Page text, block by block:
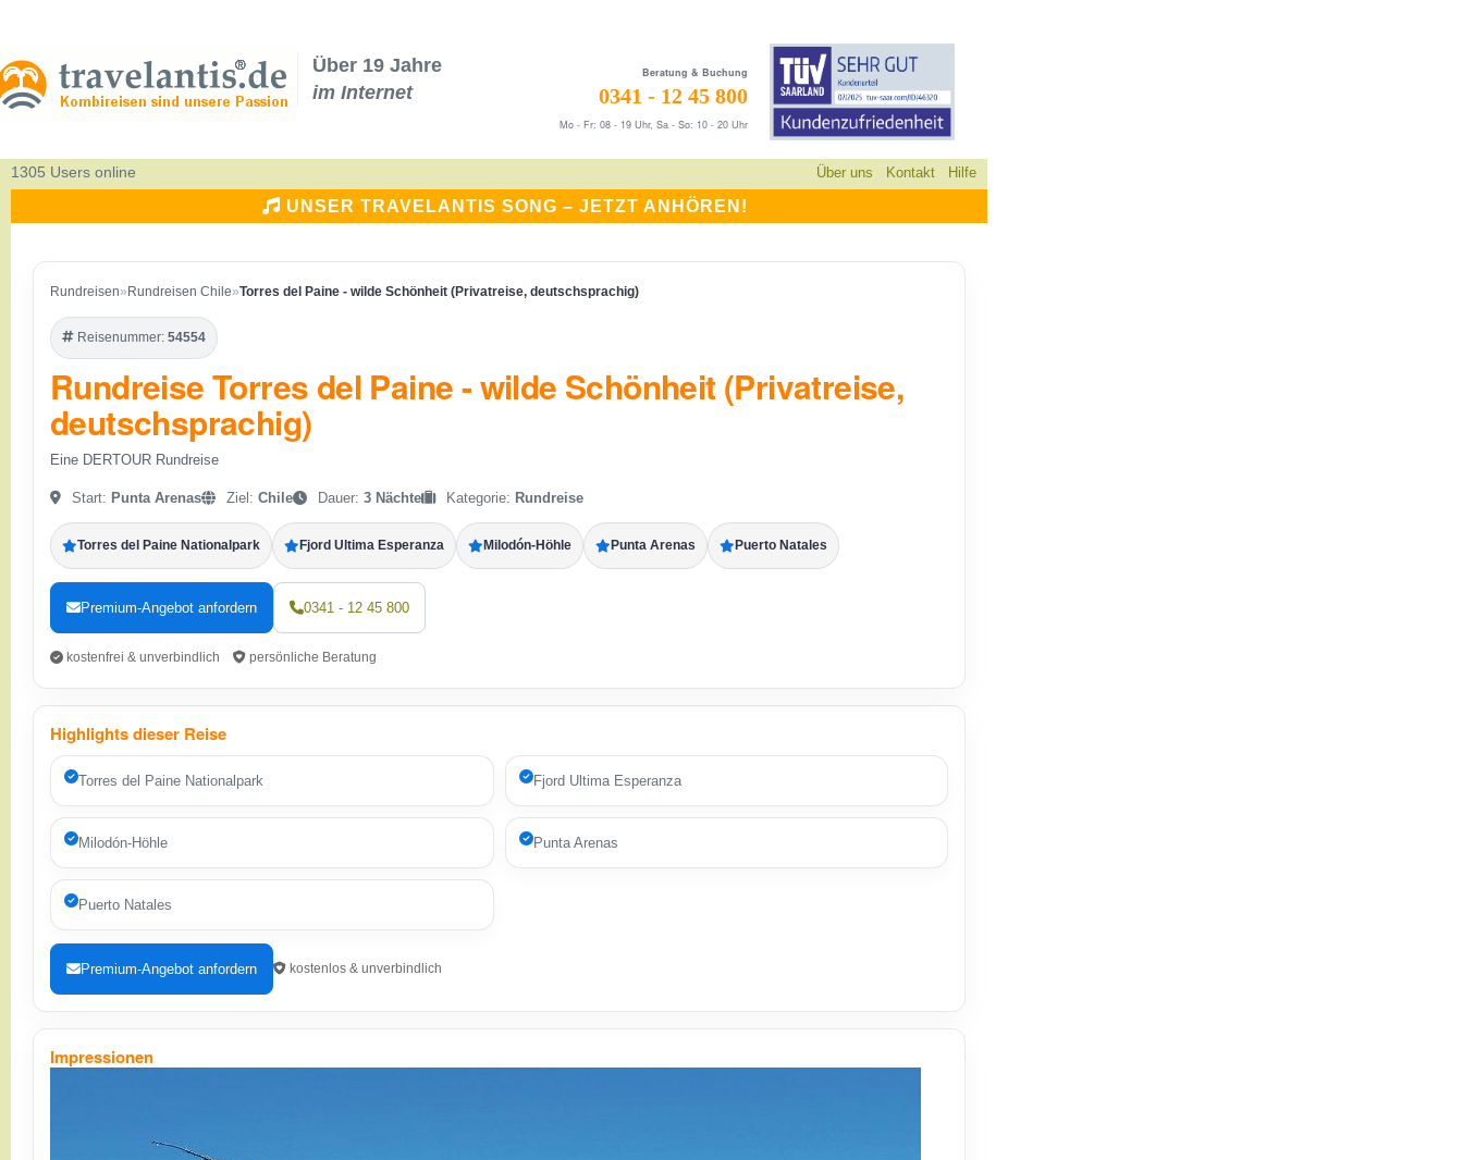
Über 19 Jahre
im Internet
Beratung & Buchung
0341 - 12 45 800
Mo - Fr: 08 - 19 Uhr, Sa - So: 10 - 20 Uhr
1305 Users online Über uns Kontakt Hilfe
UNSER TRAVELANTIS SONG – JETZT ANHÖREN!
Rundreisen» Rundreisen Chile»Torres del Paine - wilde Schönheit (Privatreise, deutschsprachig)
Reisenummer: 54554
Rundreise Torres del Paine - wilde Schönheit (Privatreise,
deutschsprachig)
Eine DERTOUR Rundreise
Start: Punta Arenas Ziel: Chile Dauer: 3 Nächte Kategorie: Rundreise
Torres del Paine Nationalpark Fjord Ultima Esperanza Milodón-Höhle Punta Arenas Puerto Natales
Premium-Angebot anfordern 0341 - 12 45 800
kostenfrei & unverbindlich persönliche Beratung
Highlights dieser Reise
Torres del Paine Nationalpark Fjord Ultima Esperanza
Milodón-Höhle Punta Arenas
Puerto Natales
Premium-Angebot anfordern kostenlos & unverbindlich
Impressionen